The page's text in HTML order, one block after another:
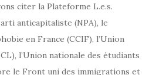
citer la Plateforme L.e.s.
anticapitaliste (NPA), le
en France (CCIF), l’Union
l’Union nationale des étudiants
le Front uni des immigrations et